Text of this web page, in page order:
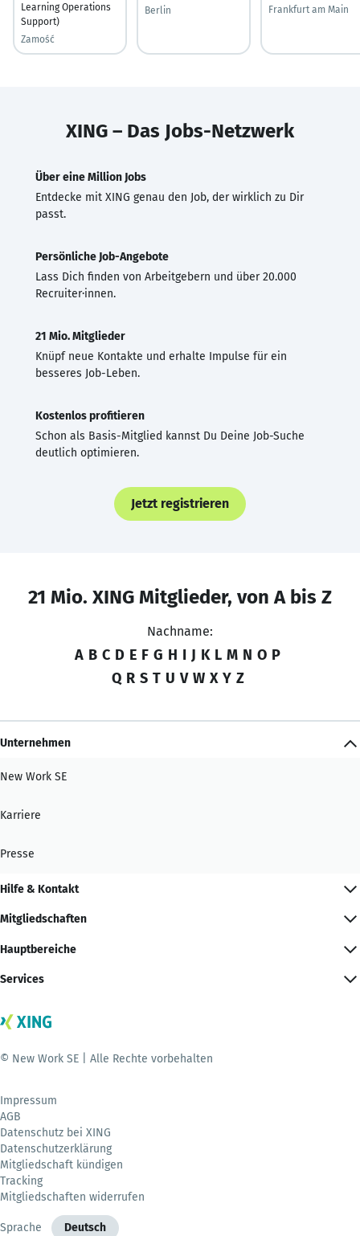
Learning Operations
Support)
Zamość
Berlin
Frankfurt am Main
XING – Das Jobs-Netzwerk
Über eine Million Jobs
Entdecke mit XING genau den Job, der wirklich zu Dir
passt.
Persönliche Job-Angebote
Lass Dich finden von Arbeitgebern und über 20.000
Recruiter·innen.
21 Mio. Mitglieder
Knüpf neue Kontakte und erhalte Impulse für ein
besseres Job-Leben.
Kostenlos profitieren
Schon als Basis-Mitglied kannst Du Deine Job-Suche
deutlich optimieren.
Jetzt registrieren
21 Mio. XING Mitglieder, von A bis Z
Nachname:
A B C D E F G H I J K L M N O P
Q R S T U V W X Y Z
Unternehmen
New Work SE
Karriere
Presse
Hilfe & Kontakt
Mitgliedschaften
Hauptbereiche
Services
© New Work SE | Alle Rechte vorbehalten
Impressum
AGB
Datenschutz bei XING
Datenschutzerklärung
Mitgliedschaft kündigen
Tracking
Mitgliedschaften widerrufen
Sprache Deutsch